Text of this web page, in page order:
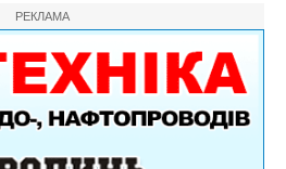
РЕКЛАМА